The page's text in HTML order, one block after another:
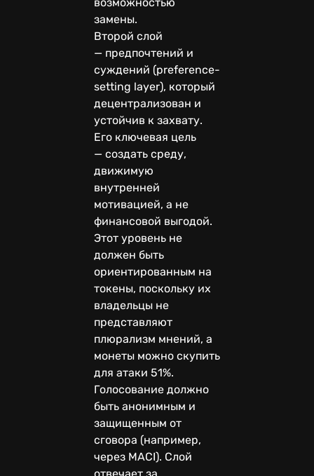
замены.
Второй слой
— предпочтений и
суждений (preference-
setting layer), который
децентрализован и
устойчив к захвату.
Его ключевая цель
— создать среду,
движимую
внутренней
мотивацией, а не
финансовой выгодой.
Этот уровень не
должен быть
ориентированным на
токены, поскольку их
владельцы не
представляют
плюрализм мнений, а
монеты можно скупить
для атаки 51%.
Голосование должно
быть анонимным и
защищенным от
сговора (например,
через MACI). Слой